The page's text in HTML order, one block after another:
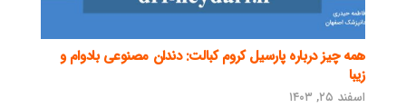
همه چیز درباره پارسیل کروم کبالت: دندان مصنوعی بادوام و
زیبا
اسفند ۲۵, ۱۴۰۳